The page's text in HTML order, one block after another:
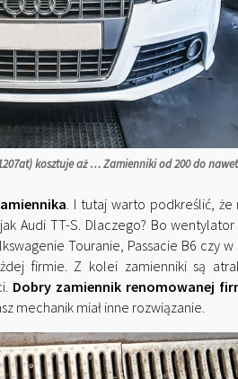
kosztuje aż … Zamienniki od 200 do nawet
. I tutaj warto podkreślić, że
Audi TT-S. Dlaczego? Bo
Touranie, Passacie B6 czy
firmie. Z kolei zamienniki są
Dobry zamiennik renomowanej
mechanik miał inne rozwiązanie.